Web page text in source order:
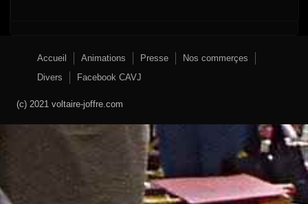
Accueil Animations Presse
Nos commerçes
Divers
Facebook CAVJ
(c) 2021 voltaire-joffre.com